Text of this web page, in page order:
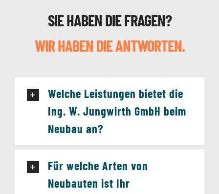
SIE HABEN DIE FRAGEN?
WIR HABEN DIE ANTWORTEN.
Welche Leistungen bietet die
Ing. W. Jungwirth GmbH beim
Neubau an?
Für welche Arten von
Neubauten ist Ihr